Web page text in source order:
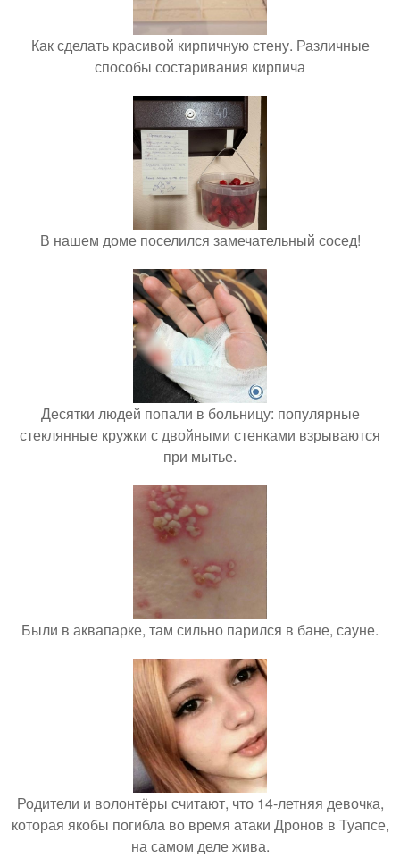
Как сделать красивой кирпичную стену. Различные
способы состаривания кирпича
В нашем доме поселился замечательный сосед!
Десятки людей попали в больницу: популярные
стеклянные кружки с двойными стенками взрываются
при мытье.
Были в аквапарке, там сильно парился в бане, сауне.
Родители и волонтёры считают, что 14-летняя девочка,
которая якобы погибла во время атаки Дронов в Туапсе,
на самом деле жива.